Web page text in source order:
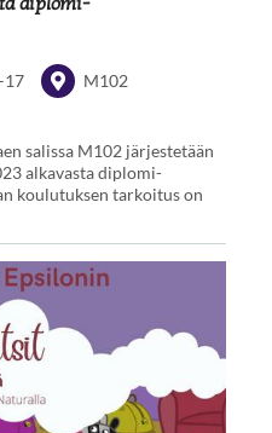
17 M102
salissa M102 järjestetään
alkavasta diplomi-
koulutuksen tarkoitus on